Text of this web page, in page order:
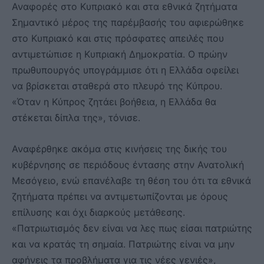
Αναφορές στο Κυπριακό και στα εθνικά ζητήματα
Σημαντικό μέρος της παρέμβασής του αφιερώθηκε
στο Κυπριακό και στις πρόσφατες απειλές που
αντιμετώπισε η Κυπριακή Δημοκρατία. Ο πρώην
πρωθυπουργός υπογράμμισε ότι η Ελλάδα οφείλει
να βρίσκεται σταθερά στο πλευρό της Κύπρου.
«Όταν η Κύπρος ζητάει βοήθεια, η Ελλάδα θα
στέκεται δίπλα της», τόνισε.
Αναφέρθηκε ακόμα στις κινήσεις της δικής του
κυβέρνησης σε περιόδους έντασης στην Ανατολική
Μεσόγειο, ενώ επανέλαβε τη θέση του ότι τα εθνικά
ζητήματα πρέπει να αντιμετωπίζονται με όρους
επίλυσης και όχι διαρκούς μετάθεσης.
«Πατριωτισμός δεν είναι να λες πως είσαι πατριώτης
και να κρατάς τη σημαία. Πατριώτης είναι να μην
αφήνεις τα προβλήματα για τις νέες γενιές»,